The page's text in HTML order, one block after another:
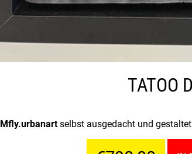
TATOO
Mfly.urbanartselbst ausgedacht und